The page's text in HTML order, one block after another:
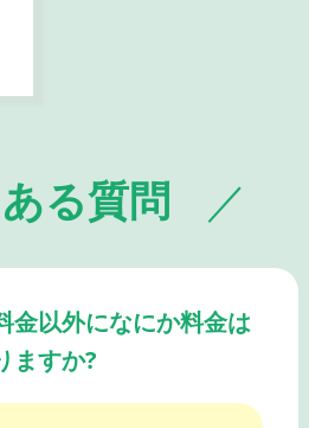
る質問
金以外になにか料金は
ますか?